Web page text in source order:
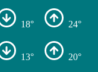
18° 24°
13° 20°